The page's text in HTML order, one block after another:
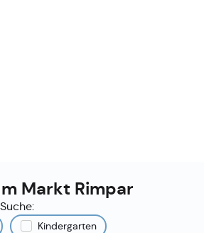
Markt Rimpar
Kindergarten